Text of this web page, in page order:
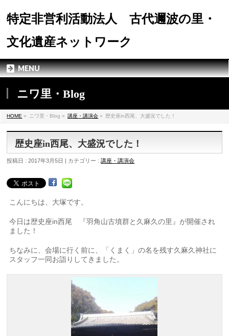
特定非営利活動法人 古代邇波の里・
文化遺産ネットワーク
MENU
ニワ里・Blog
HOME » ニワ里・Blog » 講座・講演会 » 歴史座in西尾、大盛況でした！
歴史座in西尾、大盛況でした！
投稿日 : 2017年3月5日 | カテゴリー :講座・講演会
こんにちは、大塚です。
今日は歴史座in西尾 『羽角山古墳群と久麻久の里』が開催され
ました！
ちなみに、会場に行く前に、「くまく」の名を残す久麻久神社に
スタッフ一同お詣りしてきました。